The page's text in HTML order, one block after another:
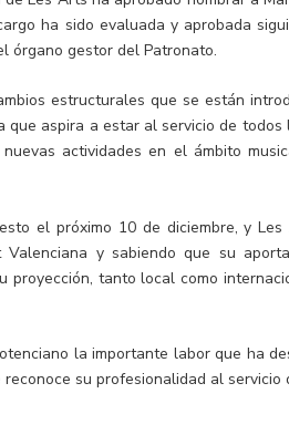
ha sido evaluada y aprobada
órgano gestor del Patronato.
estructurales que se están
aspira a estar al servicio de todos
actividades en el ámbito
el próximo 10 de diciembre, y
y sabiendo que su
tanto local como
la importante labor que ha
su profesionalidad al servicio